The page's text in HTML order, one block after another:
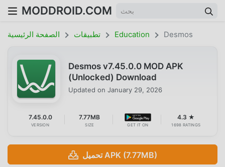
MODDROID.COM
الصفحة الرئيسية تطبيقات Education Desmos
Desmos v7.45.0.0 MOD APK
(Unlocked) Download
Updated on January 29, 2026
7.45.0.0
VERSION
7.77MB
SIZE GET IT ON
4.3 ★
1698 RATINGS
تحميل APK (7.77MB)